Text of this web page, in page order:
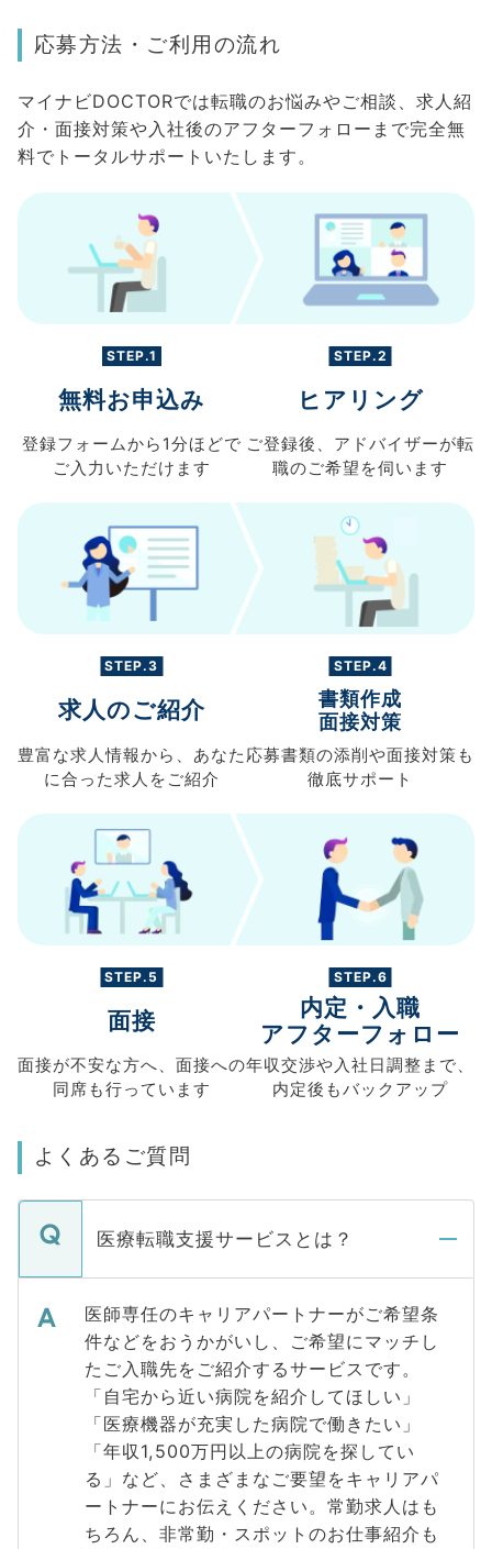
応募方法・ご利用の流れ
マイナビDOCTORでは転職のお悩みやご相談、求人紹
介・面接対策や入社後のアフターフォローまで完全無
料でトータルサポートいたします。
STEP.1
無料お申込み
登録フォームから 1分ほどで
ご入力 いただけます
STEP.2
ヒアリング
ご登録後、 アドバイザーが転
職のご希望を伺います
STEP.3
求人のご紹介
豊富な求人情報から、 あなた
に合った求人を ご紹介
STEP.4
書類作成
面接対策
応募書類の添削や面接対策も
徹底サポート
STEP.5
面接
面接が不安な方へ、 面接への
同席も行っています
STEP.6
内定・入職
アフターフォロー
年収交渉や入社日調整まで、
内定後もバックアップ
よくあるご質問
医療転職支援サービスとは？
医師専任のキャリアパートナーがご希望条
件などをおうかがいし、ご希望にマッチし
たご入職先をご紹介するサービスです。
「自宅から近い病院を紹介してほしい」
「医療機器が充実した病院で働きたい」
「年収1,500万円以上の病院を探してい
る」など、さまざまなご要望をキャリアパ
ートナーにお伝えください。常勤求人はも
ちろん、非常勤・スポットのお仕事紹介も